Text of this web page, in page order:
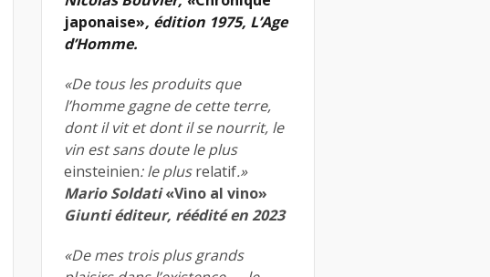
japonaise», édition 1975, L’Age
d’Homme.
«De tous les produits que
l’homme gagne de cette terre,
dont il vit et dont il se nourrit, le
vin est sans doute le plus
einsteinien: le plusrelatif.»
Mario Soldati«Vino al vino»
Giunti éditeur, réédité en 2023
«De mes trois plus grands